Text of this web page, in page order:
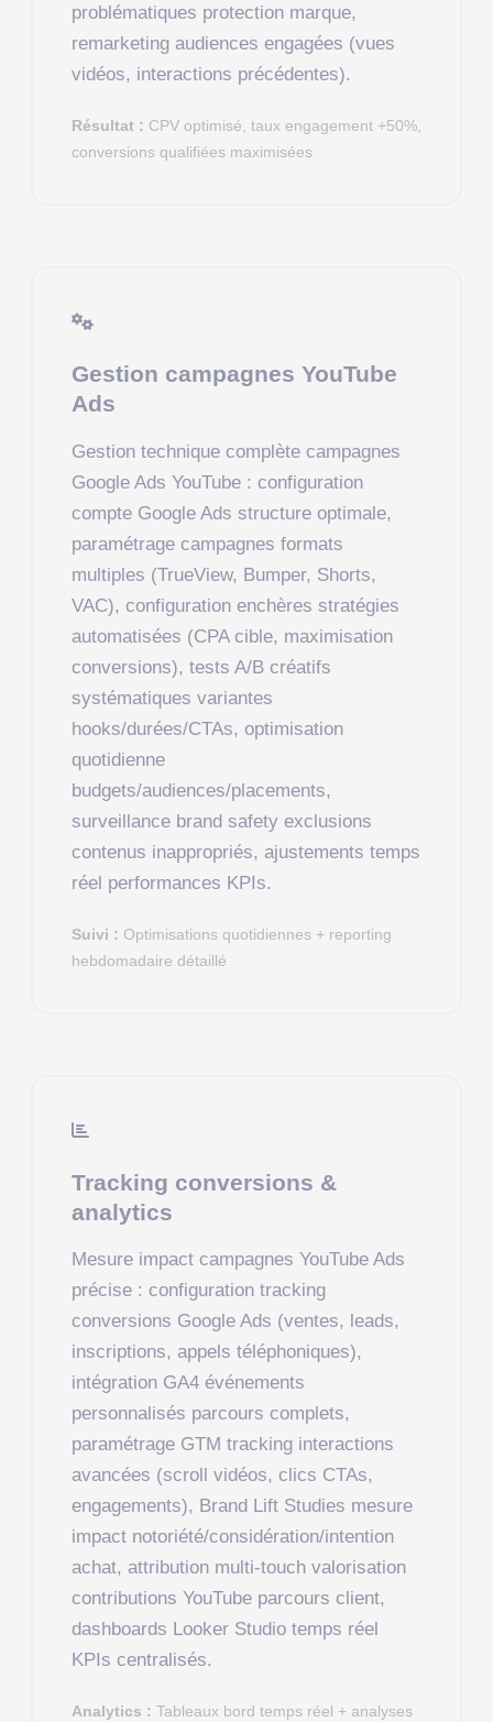
problématiques protection marque,
remarketing audiences engagées (vues
vidéos, interactions précédentes).
Résultat : CPV optimisé, taux engagement +50%,
conversions qualifiées maximisées
Gestion campagnes YouTube
Ads
Gestion technique complète campagnes
Google Ads YouTube : configuration
compte Google Ads structure optimale,
paramétrage campagnes formats
multiples (TrueView, Bumper, Shorts,
VAC), configuration enchères stratégies
automatisées (CPA cible, maximisation
conversions), tests A/B créatifs
systématiques variantes
hooks/durées/CTAs, optimisation
quotidienne
budgets/audiences/placements,
surveillance brand safety exclusions
contenus inappropriés, ajustements temps
réel performances KPIs.
Suivi : Optimisations quotidiennes + reporting
hebdomadaire détaillé
Tracking conversions &
analytics
Mesure impact campagnes YouTube Ads
précise : configuration tracking
conversions Google Ads (ventes, leads,
inscriptions, appels téléphoniques),
intégration GA4 événements
personnalisés parcours complets,
paramétrage GTM tracking interactions
avancées (scroll vidéos, clics CTAs,
engagements), Brand Lift Studies mesure
impact notoriété/considération/intention
achat, attribution multi-touch valorisation
contributions YouTube parcours client,
dashboards Looker Studio temps réel
KPIs centralisés.
Analytics : Tableaux bord temps réel + analyses